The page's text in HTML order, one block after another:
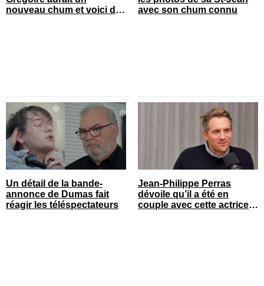
nouveau chum et voici de
avec son chum connu
Un détail de la bande-
annonce de Dumas fait
réagir les téléspectateurs
Jean-Philippe Perras
dévoile qu’il a été en
couple avec cette actrice